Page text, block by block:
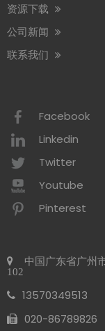
我司参加第29届广
资源下载
公司新闻
联系我们
Facebook
Linkedin
Twitter
Youtube
Pinterest
中国广东省广州
102
13570349513
020-86789826​​​​​​​